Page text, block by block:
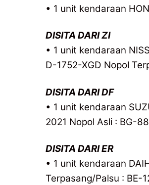
• 1 unit kendaraan
DISITA DARI ZI
• 1 unit kendaraan
D-1752-XGD Nopol
DISITA DARI DF
• 1 unit kendaraan
2021 Nopol Asli : BG-
DISITA DARI ER
• 1 unit kendaraan
Terpasang/Palsu : BE-